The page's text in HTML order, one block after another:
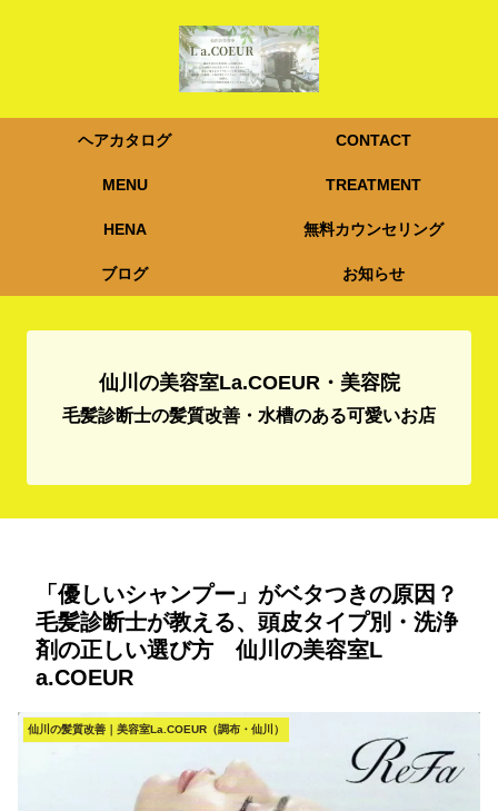
ヘアカタログ CONTACT
MENU TREATMENT
HENA 無料カウンセリング
ブログ お知らせ
仙川の美容室La.COEUR・美容院
毛髪診断士の髪質改善・水槽のある可愛いお店
「優しいシャンプー」がベタつきの原因？
毛髪診断士が教える、頭皮タイプ別・洗浄
剤の正しい選び方 仙川の美容室L
a.COEUR
仙川の髪質改善｜美容室La.COEUR（調布・仙川）